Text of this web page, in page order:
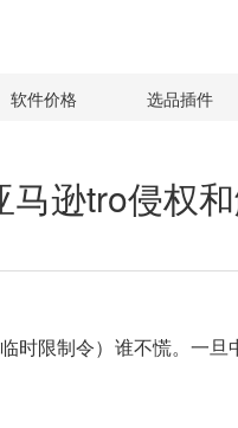
软件价格 选品插件
马逊tro侵权
时限制令）谁不慌。一